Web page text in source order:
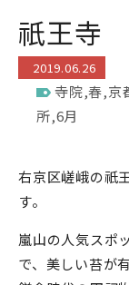
祇王寺
2019.06.26
寺院,春,京
所,6月
右京区嵯峨の祇
す。
嵐山の人気スポ
で、美しい苔が